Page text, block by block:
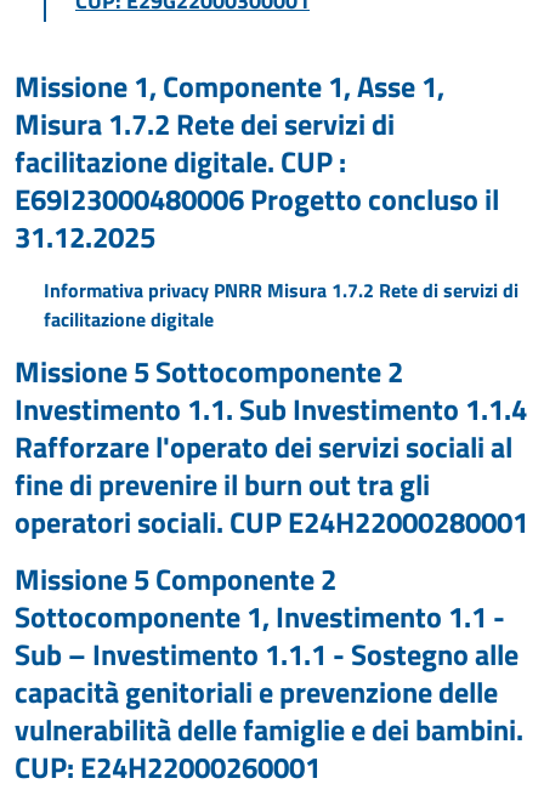
Missione 1, Componente 1, Asse 1,
Misura 1.7.2 Rete dei servizi di
facilitazione digitale. CUP :
E69I23000480006 Progetto concluso il
31.12.2025
Informativa privacy PNRR Misura 1.7.2 Rete di servizi di
facilitazione digitale
Missione 5 Sottocomponente 2
Investimento 1.1. Sub Investimento 1.1.4
Rafforzare l'operato dei servizi sociali al
fine di prevenire il burn out tra gli
operatori sociali. CUP E24H22000280001
Missione 5 Componente 2
Sottocomponente 1, Investimento 1.1 -
Sub – Investimento 1.1.1 - Sostegno alle
capacità genitoriali e prevenzione delle
vulnerabilità delle famiglie e dei bambini.
CUP: E24H22000260001